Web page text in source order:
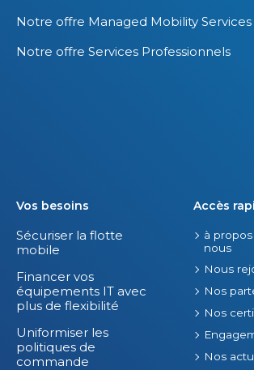
Notre offre Managed Mobility Services
Notre offre Services Professionnels
Vos besoins
Sécuriser la flotte
mobile
Financer vos
équipements IT avec
plus de flexibilité
Uniformiser les
politiques de
commande
Accès
à
nous
Nous
Nos
Nos
Nos